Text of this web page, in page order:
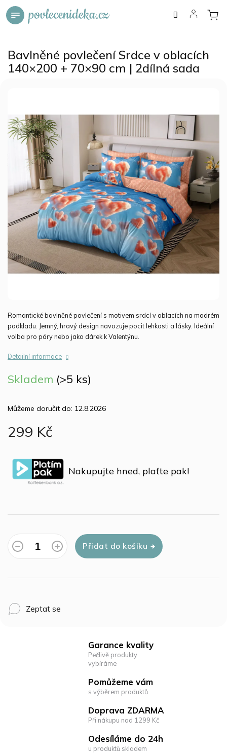
Přejít
na
Bavlněné povlečení Srdce v oblacích
140×200 + 70×90 cm | 2dílná sada
299 Kč
cena:
Nakupujte hned, plaťte pak!
Skladem (>5 ks)
Můžeme doručit do: 12.8.2026
Přidat do košíku
Romantické bavlněné povlečení s motivem srdcí v oblacích na modrém
podkladu. Jemný, hravý design navozuje pocit lehkosti a lásky. Ideální
volba pro páry nebo jako dárek k Valentýnu.
Detailní informace
Zeptat se
Garance kvality
Pečlivě produkty
vybíráme
Pomůžeme vám
s výběrem produktů
Doprava ZDARMA
Při nákupu nad 1299 Kč
Odesíláme do 24h
u produktů skladem